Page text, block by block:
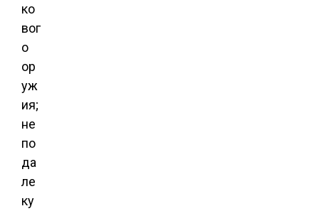
ко
вог
о
ор
уж
ия;
не
по
да
ле
ку